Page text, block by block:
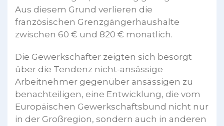
Aus diesem Grund verlieren die
französischen Grenzgängerhaushalte
zwischen 60 € und 820 € monatlich.
Die Gewerkschafter zeigten sich besorgt
über die Tendenz nicht-ansässige
Arbeitnehmer gegenüber ansässigen zu
benachteiligen, eine Entwicklung, die vom
Europäischen Gewerkschaftsbund nicht nur
in der Großregion, sondern auch in anderen